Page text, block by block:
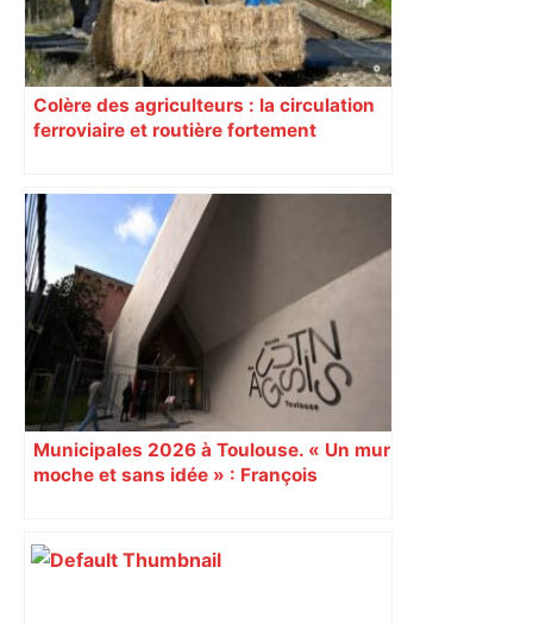
Colère des agriculteurs : la circulation
ferroviaire et routière fortement
Municipales 2026 à Toulouse. « Un mur
moche et sans idée » : François
Augustins